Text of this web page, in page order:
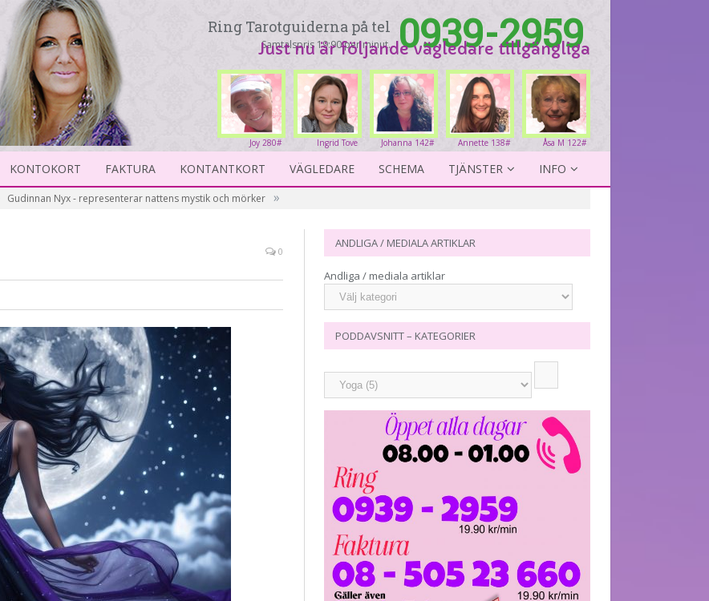
Ring Tarotguiderna på tel
Samtalspris 19:90 per minut. 0939-2959
Just nu är följande vägledare tillgängliga
Åsa M 122#
Annette 138#
Johanna 142#
Ingrid Tove
234#
Joy 280#
KONTOKORT FAKTURA KONTANTKORT VÄGLEDARE SCHEMA TJÄNSTER INFO
Gudinnan Nyx - representerar nattens mystik och mörker »
0
ANDLIGA / MEDIALA ARTIKLAR
Andliga / mediala artiklar
PODDAVSNITT – KATEGORIER